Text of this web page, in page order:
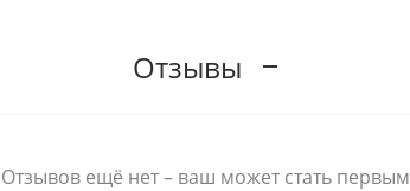
Отзывы
Отзывов ещё нет – ваш может стать первым